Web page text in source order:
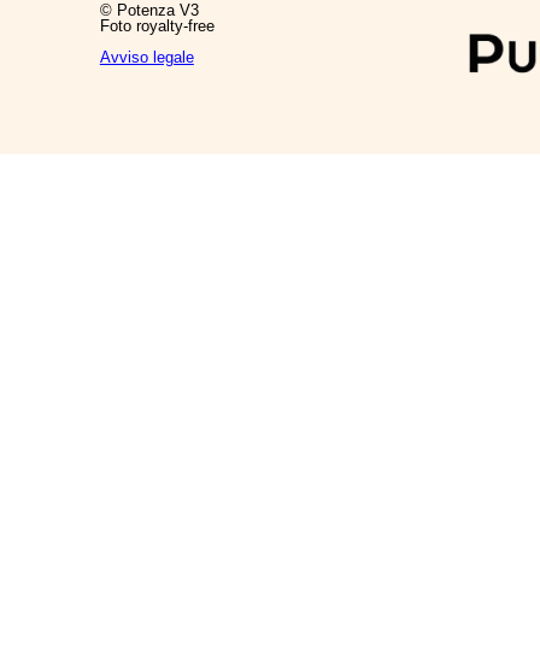
© Potenza V3
Foto royalty-free
Avviso legale